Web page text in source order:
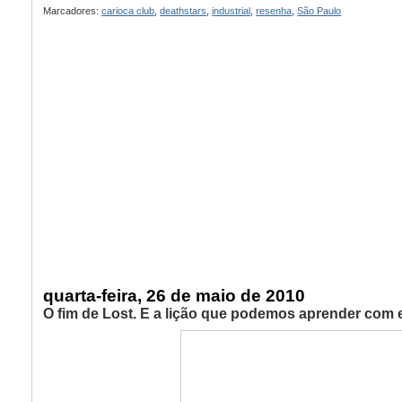
Marcadores:carioca club,deathstars,industrial ,resenha,São Paulo
quarta-feira, 26 de maio de 2010
O fim de Lost. E a lição que podemos aprender com